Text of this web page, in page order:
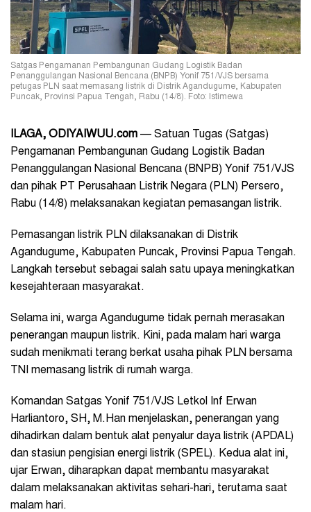
Satgas Pengamanan Pembangunan Gudang Logistik Badan
Penanggulangan Nasional Bencana (BNPB) Yonif 751/VJS bersama
petugas PLN saat memasang listrik di Distrik Agandugume, Kabupaten
Puncak, Provinsi Papua Tengah, Rabu (14/8). Foto: Istimewa
ILAGA, ODIYAIWUU.com — Satuan Tugas (Satgas)
Pengamanan Pembangunan Gudang Logistik Badan
Penanggulangan Nasional Bencana (BNPB) Yonif 751/VJS
dan pihak PT Perusahaan Listrik Negara (PLN) Persero,
Rabu (14/8) melaksanakan kegiatan pemasangan listrik.
Pemasangan listrik PLN dilaksanakan di Distrik
Agandugume, Kabupaten Puncak, Provinsi Papua Tengah.
Langkah tersebut sebagai salah satu upaya meningkatkan
kesejahteraan masyarakat.
Selama ini, warga Agandugume tidak pernah merasakan
penerangan maupun listrik. Kini, pada malam hari warga
sudah menikmati terang berkat usaha pihak PLN bersama
TNI memasang listrik di rumah warga.
Komandan Satgas Yonif 751/VJS Letkol Inf Erwan
Harliantoro, SH, M.Han menjelaskan, penerangan yang
dihadirkan dalam bentuk alat penyalur daya listrik (APDAL)
dan stasiun pengisian energi listrik (SPEL). Kedua alat ini,
ujar Erwan, diharapkan dapat membantu masyarakat
dalam melaksanakan aktivitas sehari-hari, terutama saat
malam hari.